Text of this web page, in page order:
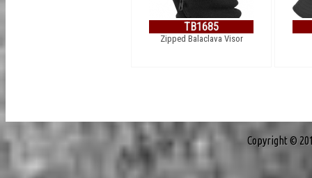
TB1685
Zipped Balaclava Visor
Copyright ©